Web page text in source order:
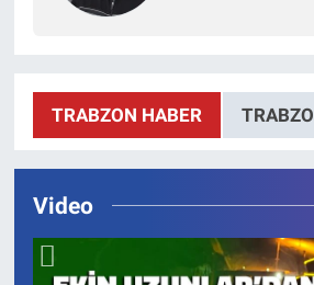
TRABZON HABER
Video